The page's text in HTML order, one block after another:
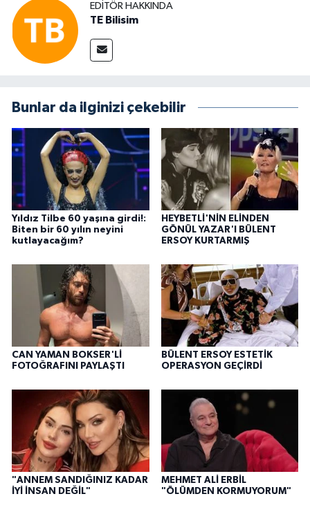
EDITÖR HAKKINDA
TE Bilisim
Bunlar da ilginizi çekebilir
Yıldız Tilbe 60 yaşına girdi!:
Biten bir 60 yılın neyini
kutlayacağım?
HEYBETLİ'NİN ELİNDEN
GÖNÜL YAZAR'I BÜLENT
ERSOY KURTARMIŞ
CAN YAMAN BOKSER'Lİ
FOTOĞRAFINI PAYLAŞTI
BÜLENT ERSOY ESTETİK
OPERASYON GEÇİRDİ
"ANNEM SANDIĞINIZ KADAR
İYİ İNSAN DEĞİL"
MEHMET ALİ ERBİL
"ÖLÜMDEN KORMUYORUM"